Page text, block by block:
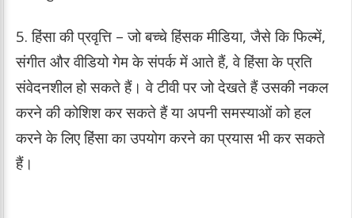
5. हिंसा की प्रवृत्ति – जो बच्चे हिंसक मीडिया, जैसे कि फिल्में,
संगीत और वीडियो गेम के संपर्क में आते हैं, वे हिंसा के प्रति
संवेदनशील हो सकते हैं। वे टीवी पर जो देखते हैं उसकी नकल
करने की कोशिश कर सकते हैं या अपनी समस्याओं को हल
करने के लिए हिंसा का उपयोग करने का प्रयास भी कर सकते
हैं।